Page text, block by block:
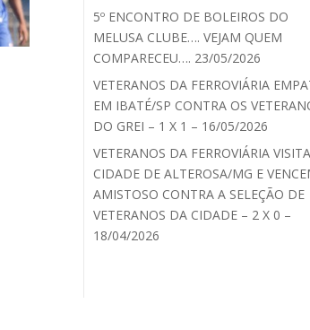
5º ENCONTRO DE BOLEIROS DO
MELUSA CLUBE…. VEJAM QUEM
COMPARECEU…. 23/05/2026
VETERANOS DA FERROVIÁRIA
EM IBATÉ/SP CONTRA OS
DO GREI – 1 X 1 – 16/05/2026
VETERANOS DA FERROVIÁRIA
CIDADE DE ALTEROSA/MG E
AMISTOSO CONTRA A SELEÇÃO DE
VETERANOS DA CIDADE – 2 X 0 –
18/04/2026